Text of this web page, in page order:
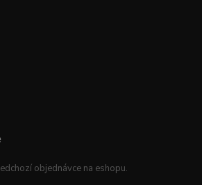
objednávce na eshopu.